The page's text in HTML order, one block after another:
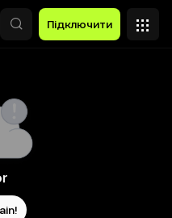
Підключити